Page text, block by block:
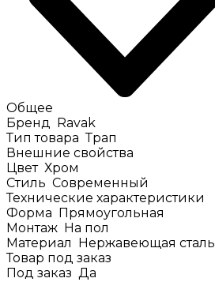
Общее
Бренд
Ravak
Тип товара Трап
Внешние свойства
Цвет Хром
Стиль Современный
Технические характеристики
Форма
Прямоугольная
Монтаж На пол
Материал
Нержавеющая сталь
Товар под заказ
Под заказ Да